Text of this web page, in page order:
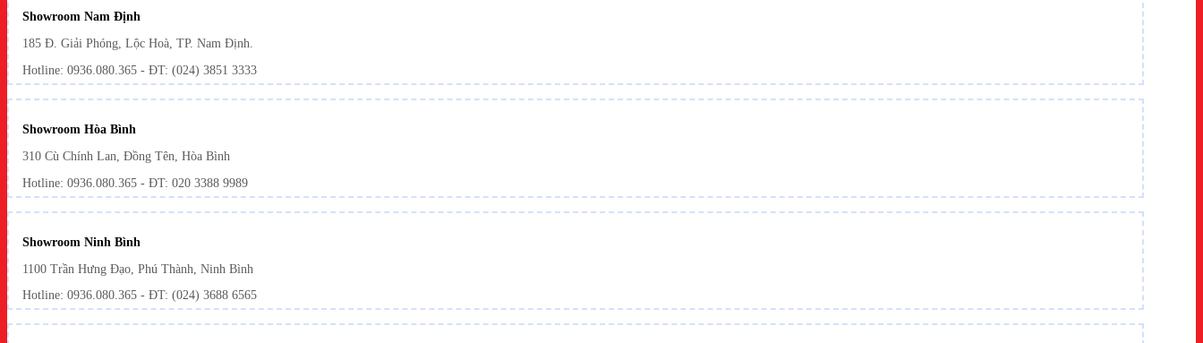
Showroom Nam Định
185 Đ. Giải Phóng, Lộc Hoà, TP. Nam Định.
Hotline: 0936.080.365 - ĐT: (024) 3851 3333
Showroom Hòa Bình
310 Cù Chính Lan, Đồng Tên, Hòa Bình
Hotline: 0936.080.365 - ĐT: 020 3388 9989
Showroom Ninh Bình
1100 Trần Hưng Đạo, Phú Thành, Ninh Bình
Hotline: 0936.080.365 - ĐT: (024) 3688 6565